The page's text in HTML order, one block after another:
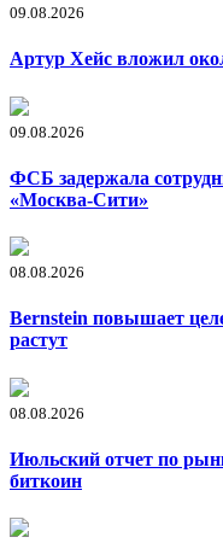
09.08.2026
Артур Хейс вложил
09.08.2026
ФСБ задержала
«Москва-Сити»
08.08.2026
Bernstein повышает
растут
08.08.2026
Июльский отчет по
биткоин